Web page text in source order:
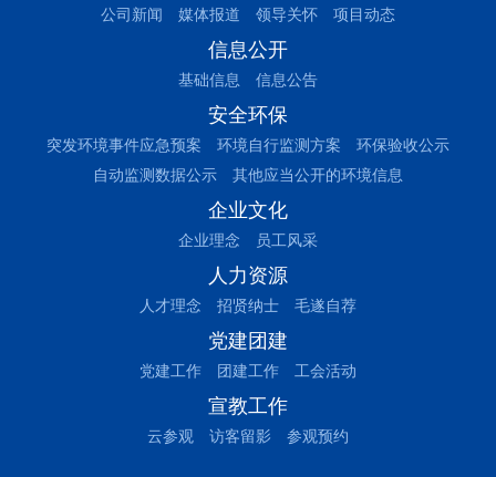
公司新闻 媒体报道 领导关怀 项目动态
信息公开
基础信息 信息公告
安全环保
突发环境事件应急预案 环境自行监测方案
环保验收公示
自动监测数据公示
其他应当公开的环境信息
企业文化
企业理念 员工风采
人力资源
人才理念 招贤纳士 毛遂自荐
党建团建
党建工作 团建工作 工会活动
宣教工作
云参观 访客留影 参观预约